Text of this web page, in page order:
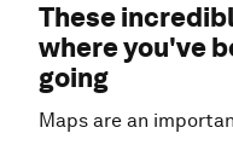
These
where you've
going
Maps are an